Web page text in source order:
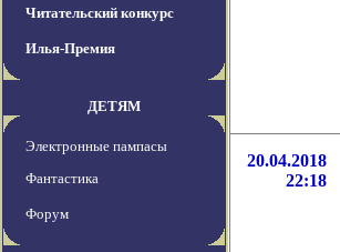
Читательский конкурс
Илья-Премия
ДЕТЯМ
Электронные пампасы
Фантастика
Форум
20.04.2018
22:18